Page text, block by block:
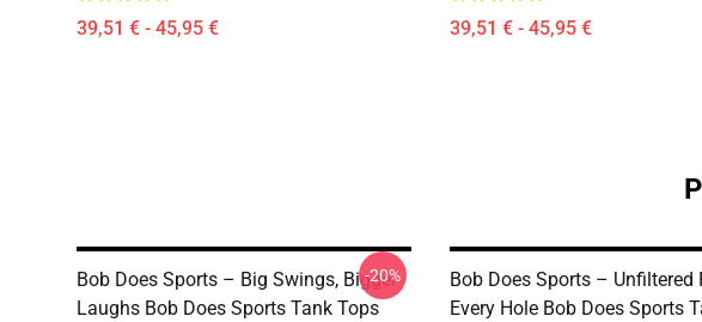
39,51 € - 45,95 € 39,51 € - 45,95 €
Bob Does Sports – Big Swings, Bigger
Laughs Bob Does Sports Tank Tops
-20%
Bob Does Sports – Unfiltered
Every Hole Bob Does Sports